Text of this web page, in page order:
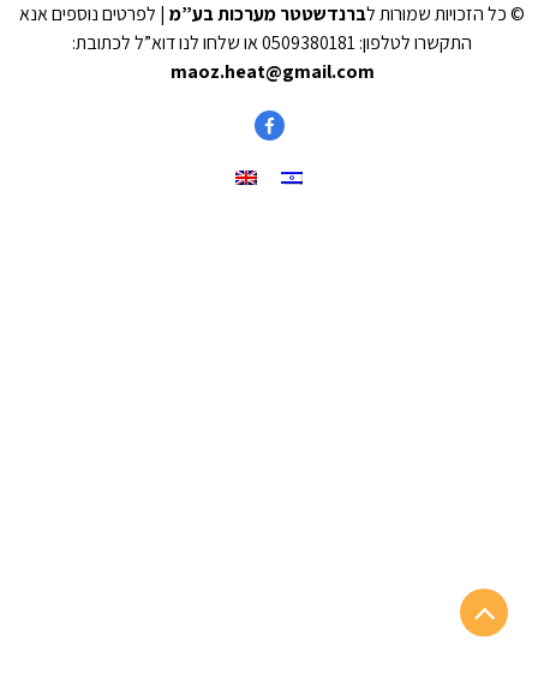
© כל הזכויות שמורות לברנדשטטר מערכות בע”מ | לפרטים נוספים אנא
התקשרו לטלפון: 0509380181 או שלחו לנו דוא”ל לכתובת:
maoz.heat@gmail.com